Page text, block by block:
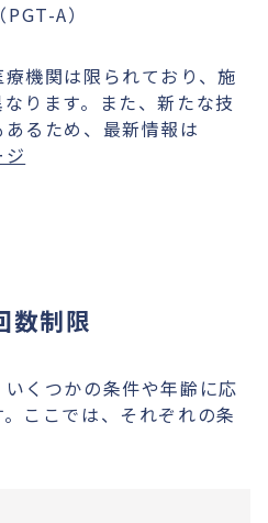
A）
機関は限られており、施
ります。また、新たな技
るため、最新情報は
数制限
くつかの条件や年齢に応
ここでは、それぞれの条